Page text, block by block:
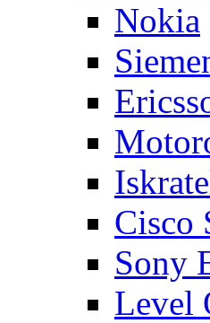
Nokia
Cisco
Sony
Level